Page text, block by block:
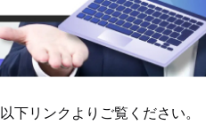
下リンクよりご覧ください。